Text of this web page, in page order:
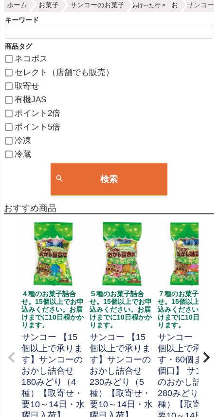
ホーム お菓子 サンコーのお菓子 あ行～た行 お サンコー
キーワード
商品タグ
ネコポス
セレクト（店舗でも販売）
取寄せ
有機JAS
ポイント2倍
ポイント5倍
冷凍
冷蔵
検索
おすすめ商品
４種のお菓子詰合
せ。15個以上でお申
込みください。お届
けまでに10日程かか
ります。
サンコー 【15
個以上で承りま
す】サンコーの
おかし詰合せ
180みどり（4
種）【取寄せ・
要10～14日・水
５種のお菓子詰合
せ。15個以上でお申
込みください。お届
けまでに10日程かか
ります。
サンコー 【15
個以上で承りま
す】サンコーの
おかし詰合せ
230みどり（5
種）【取寄せ・
要10～14日・水
７種のお菓子詰合
せ。15個以上でお
込みください。お
けまでに10日程か
ります。
サンコー 【15
個以上で承り
す・60個まで
個口】 サンコ
のおかし詰合
280みどり（7
種）【取寄せ